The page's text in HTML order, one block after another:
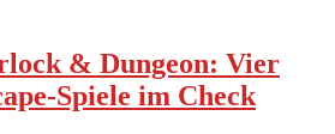
& Dungeon: Vier
Spiele im Check